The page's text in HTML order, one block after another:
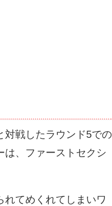
対戦したラウンド5での
は、ファーストセクシ
れてめくれてしまいワ